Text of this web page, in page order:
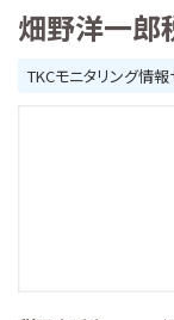
畑野洋一郎
TKCモニタリング情